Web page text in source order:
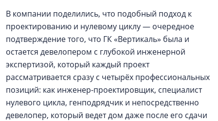
В компании поделились, что подобный подход к
проектированию и нулевому циклу — очередное
подтверждение того, что ГК «Вертикаль» была и
остается девелопером с глубокой инженерной
экспертизой, который каждый проект
рассматривается сразу с четырёх профессиональных
позиций: как инженер-проектировщик, специалист
нулевого цикла, генподрядчик и непосредственно
девелопер, который ведет дом даже после его сдачи